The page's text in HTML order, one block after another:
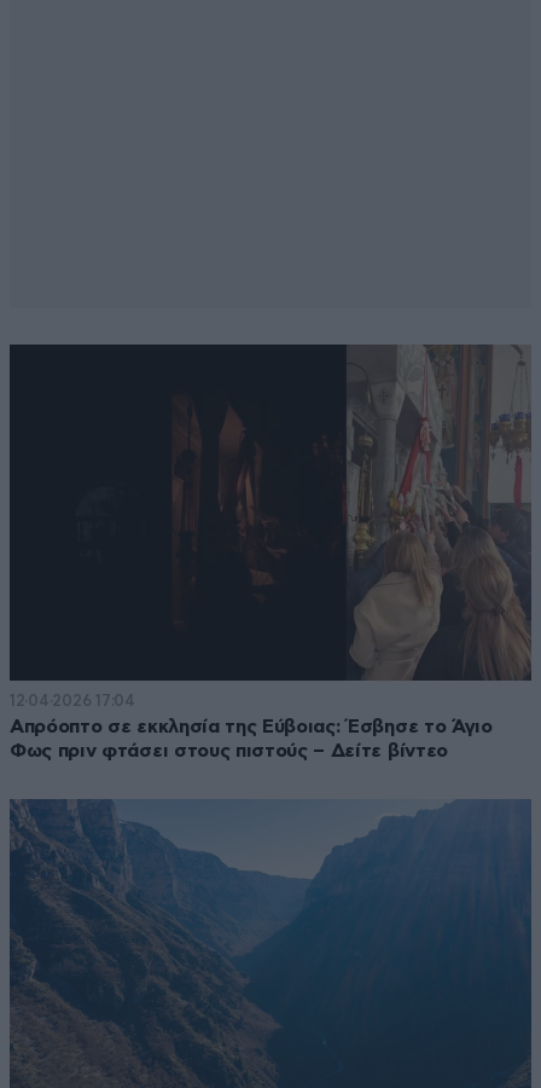
12·04·2026 17:04
Απρόοπτο σε εκκλησία της Εύβοιας: Έσβησε το Άγιο
Φως πριν φτάσει στους πιστούς – Δείτε βίντεο